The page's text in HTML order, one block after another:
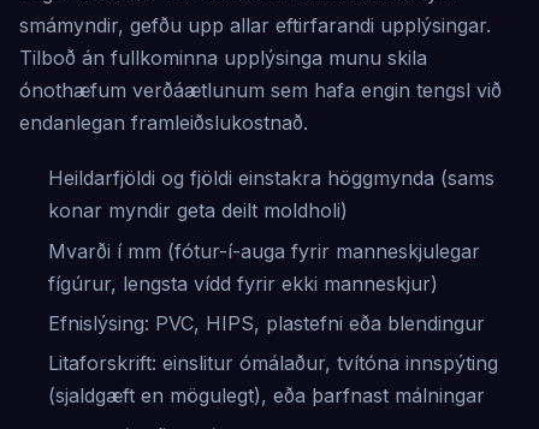
smámyndir, gefðu upp allar eftirfarandi upplýsingar.
Tilboð án fullkominna upplýsinga munu skila
ónothæfum verðáætlunum sem hafa engin tengsl við
endanlegan framleiðslukostnað.
Heildarfjöldi og fjöldi einstakra höggmynda (sams
konar myndir geta deilt moldholi)
Mvarði í mm (fótur-í-auga fyrir manneskjulegar
fígúrur, lengsta vídd fyrir ekki manneskjur)
Efnislýsing: PVC, HIPS, plastefni eða blendingur
Litaforskrift: einslitur ómálaður, tvítóna innspýting
(sjaldgæft en mögulegt), eða þarfnast málningar